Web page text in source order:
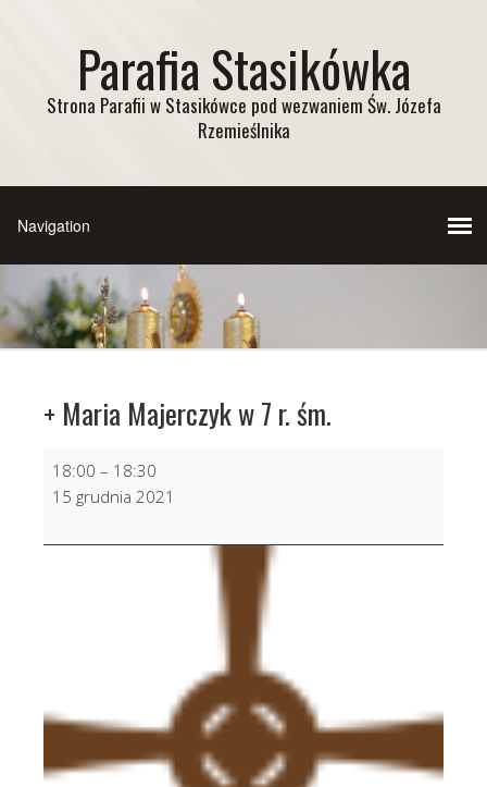
Parafia Stasikówka
Strona Parafii w Stasikówce pod wezwaniem Św. Józefa
Rzemieślnika
+ Maria Majerczyk w 7 r. śm.
Maria
Majerczyk
18:00 – 18:30
15 grudnia 2021